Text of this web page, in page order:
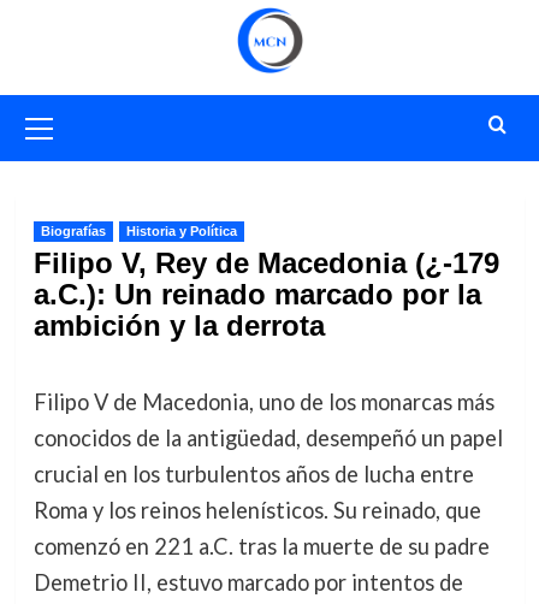
primario
Biografías Historia y Política
Filipo V, Rey de Macedonia (¿-179
a.C.): Un reinado marcado por la
ambición y la derrota
Filipo V de Macedonia, uno de los monarcas más
conocidos de la antigüedad, desempeñó un papel
crucial en los turbulentos años de lucha entre
Roma y los reinos helenísticos. Su reinado, que
comenzó en 221 a.C. tras la muerte de su padre
Demetrio II, estuvo marcado por intentos de